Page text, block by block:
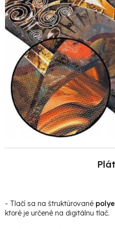
- Tlačí sa na štruktúrované
ktoré je určené na digitálnu tlač.